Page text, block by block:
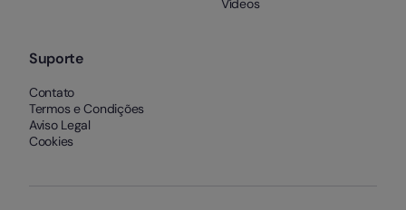
Vídeos
Suporte
Contato
Termos e Condições
Aviso Legal
Cookies